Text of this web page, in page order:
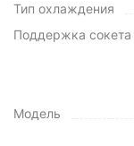
Тип охлаждения
Поддержка сокета
Модель